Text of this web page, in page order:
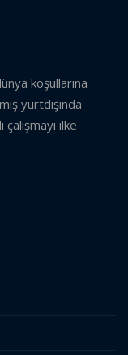
koşullarına
yurtdışında
ilke